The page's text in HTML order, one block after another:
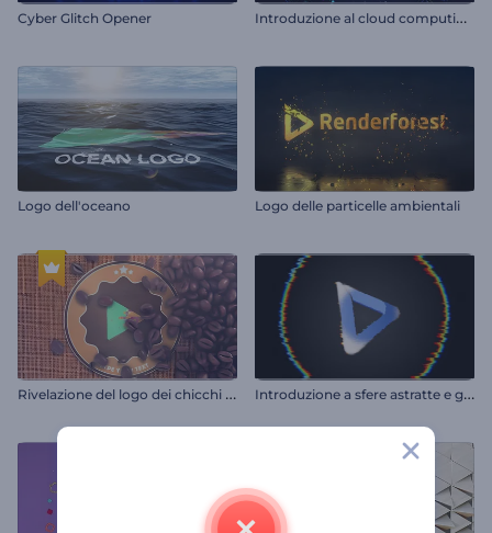
Cyber Glitch Opener I
ntroduzione al cloud computing e all'hosting
Logo dell'oceano Logo delle particelle ambientali
R
ivelazione del logo dei chicchi di caffè I
ntroduzione a sfere astratte e glitchate